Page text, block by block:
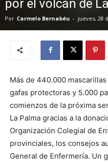
por el volcán de
Por Carmelo Bernabéu - jueves, 28
Más de 440.000
gafas protectoras y 5.000
comienzos de la próxima
La Palma gracias a la
Organización Colegial de
provinciales, los consejos
General de Enfermería. Un